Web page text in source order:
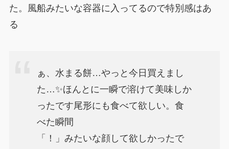
た。風船みたいな容器に入ってるので特別感はあ
る
ぁ、水まる餅…やっと今日買えまし
た…✨ほんとに一瞬で溶けて美味しか
ったです尾形にも食べて欲しい。食
べた瞬間
「！」みたいな顔して欲しかったで